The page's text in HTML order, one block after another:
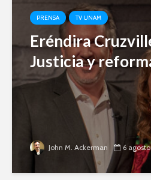
PRENSA TV UNAM
Eréndira
Justicia y
John M. Ackerman 6